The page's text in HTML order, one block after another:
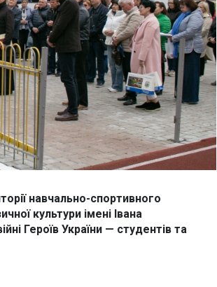
навчально-спортивного
культури імені Івана
Героїв України — студентів та